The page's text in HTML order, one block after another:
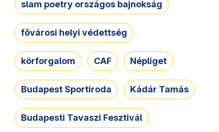
slam poetry országos bajnokság
fővárosi helyi védettség
körforgalom CAF Népliget
Budapest Sportiroda Kádár Tamás
Budapesti Tavaszi Fesztivál